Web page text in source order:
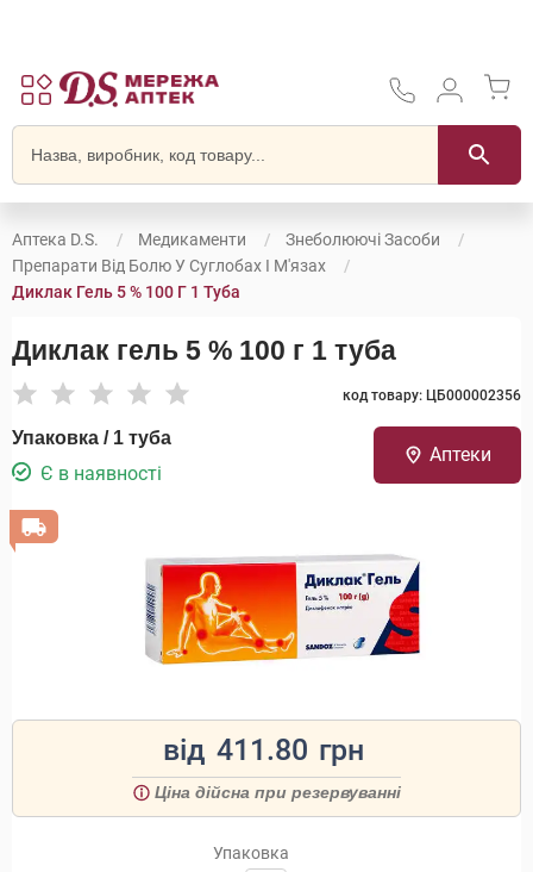
Аптека D.S. Медикаменти
Знеболюючі Засоби
Препарати Від Болю У Суглобах І М'язах
Диклак Гель 5 % 100 Г 1 Туба
Диклак гель 5 % 100 г 1 туба
код товару: ЦБ000002356
Упаковка / 1 туба
Є в наявності
Аптеки
від 411.80 грн
Ціна дійсна при резервуванні
Упаковка